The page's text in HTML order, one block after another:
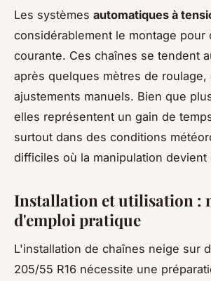
Les systèmes automatiques à
considérablement le montage pour
courante. Ces chaînes se tendent
après quelques mètres de roulage,
ajustements manuels. Bien que
elles représentent un gain de
surtout dans des conditions
difficiles où la manipulation devient
Installation et utilisation :
d'emploi pratique
L'installation de chaînes neige sur
205/55 R16 nécessite une